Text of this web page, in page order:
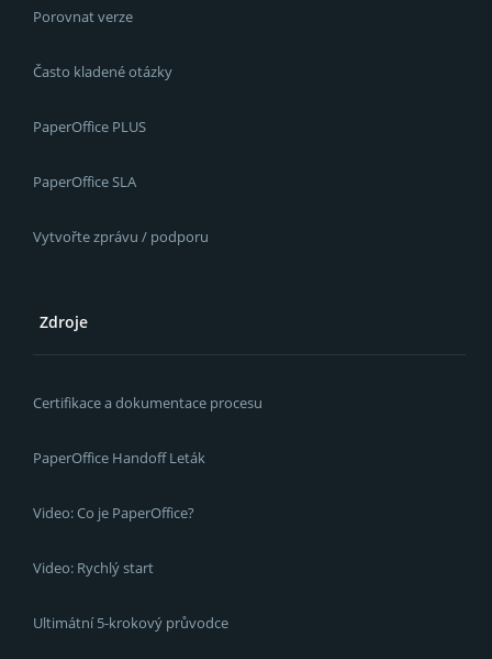
Porovnat verze
Často kladené otázky
PaperOffice PLUS
PaperOffice SLA
Vytvořte zprávu / podporu
Zdroje
Certifikace a dokumentace procesu
PaperOffice Handoff Leták
Video: Co je PaperOffice?
Video: Rychlý start
Ultimátní 5-krokový průvodce